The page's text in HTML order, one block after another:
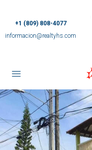
+1 (809) 808-4077
informacion@realtyhs.com